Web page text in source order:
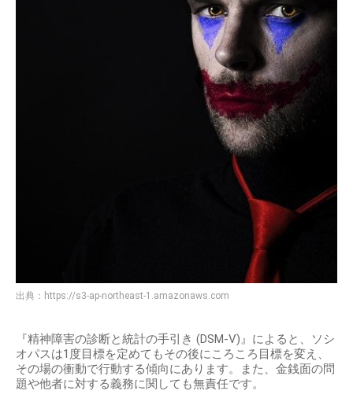
出典： https://s3-ap-northeast-1.amazonaws.com
『精神障害の診断と統計の手引き (DSM-V)』によると、ソシ
オパスは1度目標を定めてもその後にころころ目標を変え、
その場の衝動で行動する傾向にあります。また、金銭面の問
題や他者に対する義務に関しても無責任です。